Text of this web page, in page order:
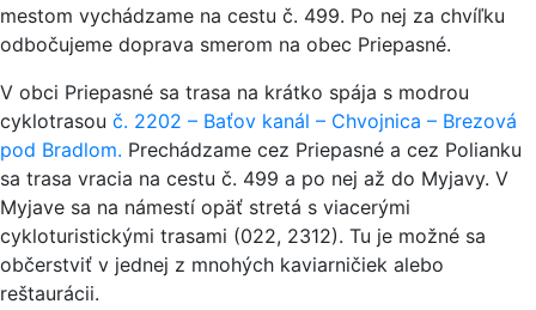
mestom vychádzame na cestu č. 499. Po nej za chvíľku
odbočujeme doprava smerom na obec Priepasné.
V obci Priepasné sa trasa na krátko spája s modrou
cyklotrasou č. 2202 – Baťov kanál – Chvojnica – Brezová
pod Bradlom. Prechádzame cez Priepasné a cez Polianku
sa trasa vracia na cestu č. 499 a po nej až do Myjavy. V
Myjave sa na námestí opäť stretá s viacerými
cykloturistickými trasami (022, 2312). Tu je možné sa
občerstviť v jednej z mnohých kaviarničiek alebo
reštaurácii.